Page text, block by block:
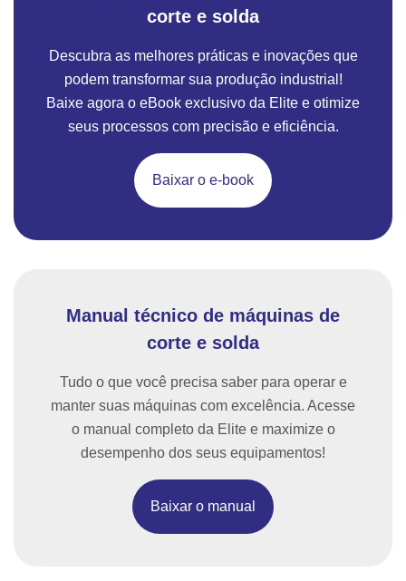
corte e solda
Descubra as melhores práticas e inovações que
podem transformar sua produção industrial!
Baixe agora o eBook exclusivo da Elite e otimize
seus processos com precisão e eficiência.
Baixar o e-book
Manual técnico de máquinas de
corte e solda
Tudo o que você precisa saber para operar e
manter suas máquinas com excelência. Acesse
o manual completo da Elite e maximize o
desempenho dos seus equipamentos!
Baixar o manual